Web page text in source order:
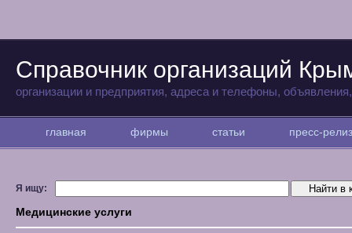
Справочник организаций
организации и предприятия, адреса и телефоны,
главная фирмы статьи пресс-
Я ищу:
Медицинские услуги